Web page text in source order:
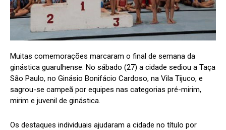
Muitas comemorações marcaram o final de semana da
ginástica guarulhense. No sábado (27) a cidade sediou a Taça
São Paulo, no Ginásio Bonifácio Cardoso, na Vila Tijuco, e
sagrou-se campeã por equipes nas categorias pré-mirim,
mirim e juvenil de ginástica.
Os destaques individuais ajudaram a cidade no título por